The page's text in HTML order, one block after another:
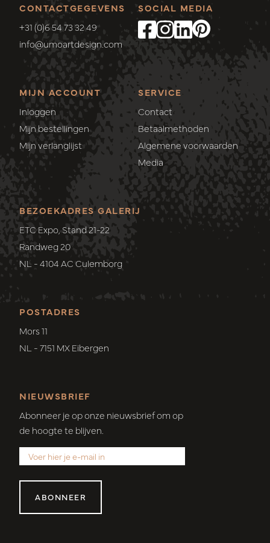
CONTACTGEGEVENS
+31 (0)6 54 73 32 49
info@umoartdesign.com
MIJN ACCOUNT
Inloggen
Mijn bestellingen
Mijn verlanglijst
SERVICE
Contact
Betaalmethoden
Algemene voorwaarden
Media
SOCIAL MEDIA
POSTADRES
Mors 11
NL - 7151 MX Eibergen
BEZOEKADRES GALERIJ
ETC Expo, Stand 21-22
Randweg 20
NL - 4104 AC Culemborg
NIEUWSBRIEF
Abonneer je op onze nieuwsbrief om op
de hoogte te blijven.
ABONNEER